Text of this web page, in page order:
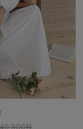
40,900원